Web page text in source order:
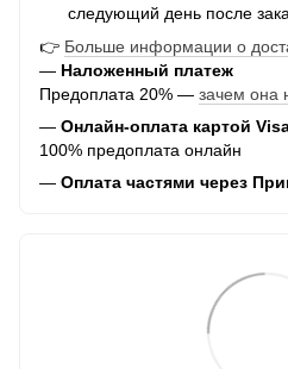
следующий день после
👉 Больше информации о
— Наложенный платеж
Предоплата 20% — зачем она
— Онлайн-оплата картой
100% предоплата онлайн
— Оплата частями через